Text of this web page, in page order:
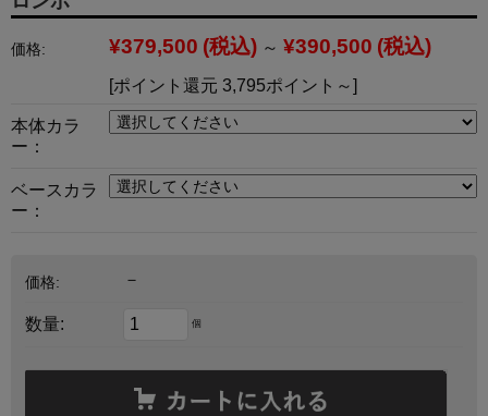
価格: ¥379,500 (税込) ～ ¥390,500 (税込)
[ポイント還元 3,795ポイント～]
本体カラ
ー：
ベースカラ
ー：
価格: －
数量: 個